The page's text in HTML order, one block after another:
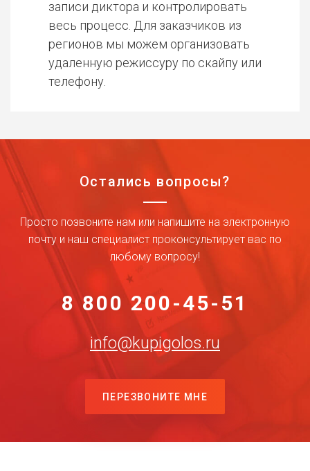
записи диктора и контролировать
весь процесс. Для заказчиков из
регионов мы можем организовать
удаленную режиссуру по скайпу или
телефону.
Остались вопросы?
Просто позвоните нам или напишите на электронную
почту и наш специалист проконсультирует вас по
любому вопросу!
8 800 200-45-51
info@kupigolos.ru
ПЕРЕЗВОНИТЕ МНЕ